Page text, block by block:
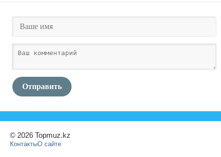
Отправить
© 2026 Topmuz.kz
КонтактыО сайте